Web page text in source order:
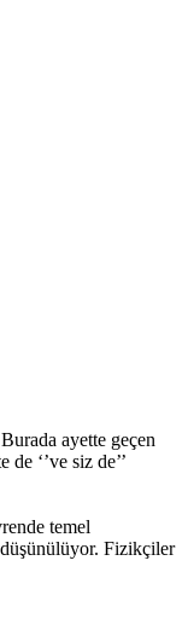
ayette geçen
‘’ve siz de’’
temel
düşünülüyor. Fizikçiler